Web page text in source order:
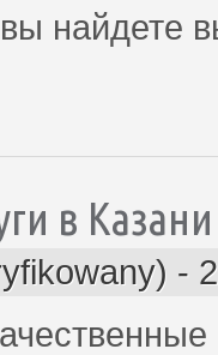
найдете
в Казани
-